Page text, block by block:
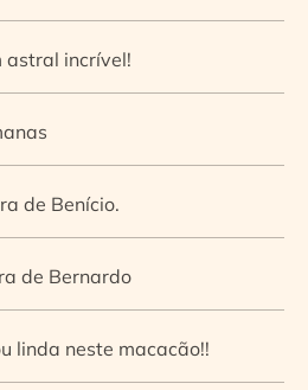
astral incrível!
de Benício.
de Bernardo
linda neste macacão!!